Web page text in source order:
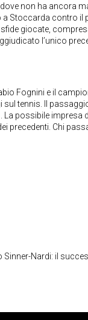
non ha ancora
a Stoccarda contro il
giocate,
l’unico
Fognini e il
tennis. Il
possibile impresa
precedenti. Chi
Nardi: il